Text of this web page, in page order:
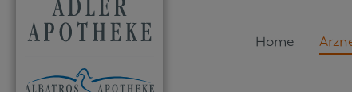
Home